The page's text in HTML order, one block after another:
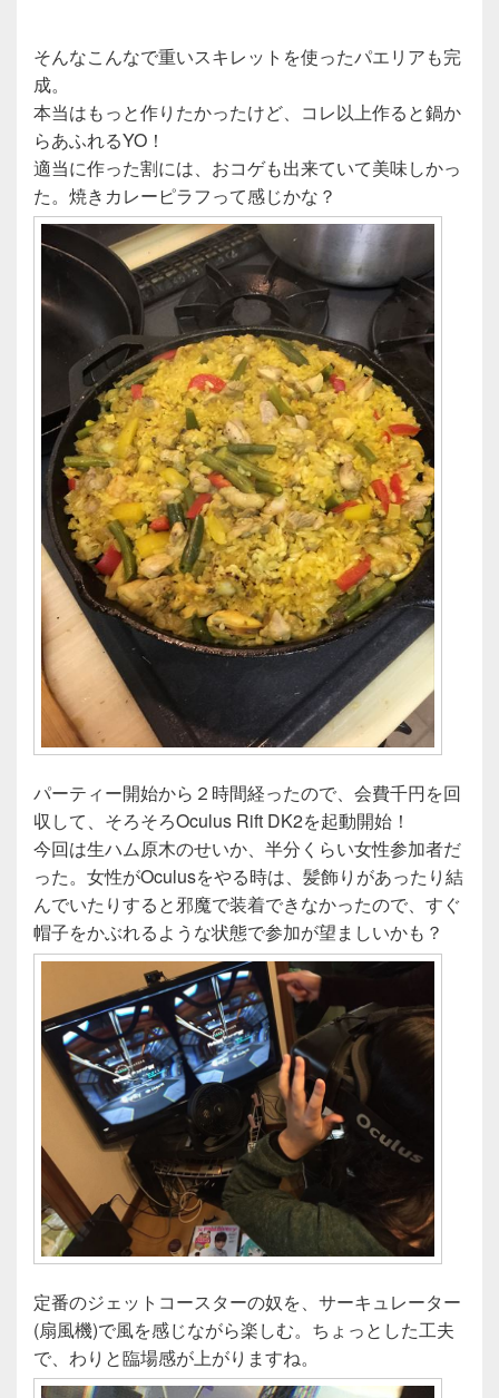
そんなこんなで重いスキレットを使ったパエリアも完
成。
本当はもっと作りたかったけど、コレ以上作ると鍋か
らあふれるYO！
適当に作った割には、おコゲも出来ていて美味しかっ
た。焼きカレーピラフって感じかな？
パーティー開始から２時間経ったので、会費千円を回
収して、そろそろOculus Rift DK2を起動開始！
今回は生ハム原木のせいか、半分くらい女性参加者だ
った。女性がOculusをやる時は、髪飾りがあったり結
んでいたりすると邪魔で装着できなかったので、すぐ
帽子をかぶれるような状態で参加が望ましいかも？
定番のジェットコースターの奴を、サーキュレーター
(扇風機)で風を感じながら楽しむ。ちょっとした工夫
で、わりと臨場感が上がりますね。